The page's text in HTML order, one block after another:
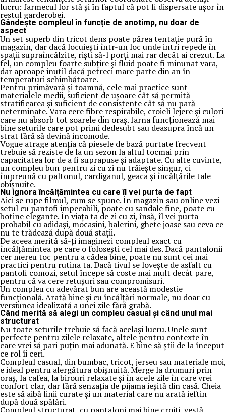
lucru: farmecul lor stă și în faptul că pot fi dispersate ușor în
restul garderobei.
Gândește compleul în funcție de anotimp, nu doar de
aspect
Un set superb din tricot dens poate părea tentație pură în
magazin, dar dacă locuiești într-un loc unde intri repede în
spații supraîncălzite, riști să-l porți mai rar decât ai crezut. La
fel, un compleu foarte subțire și fluid poate fi minunat vara,
dar aproape inutil dacă petreci mare parte din an în
temperaturi schimbătoare.
Pentru primăvară și toamnă, cele mai practice sunt
materialele medii, suficient de ușoare cât să permită
stratificarea și suficient de consistente cât să nu pară
neterminate. Vara cere fibre respirabile, croieli lejere și culori
care nu absorb tot soarele din oraș. Iarna funcționează mai
bine seturile care pot primi dedesubt sau deasupra încă un
strat fără să devină incomode.
Vogue atrage atenția că piesele de bază purtate frecvent
trebuie să reziste de la un sezon la altul tocmai prin
capacitatea lor de a fi suprapuse și adaptate. Cu alte cuvinte,
un compleu bun pentru zi cu zi nu trăiește singur, ci
împreună cu paltonul, cardiganul, geaca și încălțările tale
obișnuite.
Nu ignora încălțămintea cu care îl vei purta de fapt
Aici se rupe filmul, cum se spune. În magazin sau online vezi
setul cu pantofi impecabili, poate cu sandale fine, poate cu
botine elegante. În viața ta de zi cu zi, însă, îl vei purta
probabil cu adidași, mocasini, balerini, ghete joase sau ceva ce
nu te trădează după două stații.
De aceea merită să-ți imaginezi compleul exact cu
încălțămintea pe care o folosești cel mai des. Dacă pantalonii
cer mereu toc pentru a cădea bine, poate nu sunt cei mai
practici pentru rutina ta. Dacă tivul se lovește de asfalt cu
pantofi comozi, setul începe să coste mai mult decât pare,
pentru că va cere retușuri sau compromisuri.
Un compleu cu adevărat bun are această modestie
funcțională. Arată bine și cu încălțări normale, nu doar cu
versiunea idealizată a unei zile fără grabă.
Când merită să alegi un compleu casual și când unul mai
structurat
Nu toate seturile trebuie să facă același lucru. Unele sunt
perfecte pentru zilele relaxate, altele pentru contexte în
care vrei să pari puțin mai adunată. E bine să știi de la început
ce rol îi ceri.
Compleul casual, din bumbac, tricot, jerseu sau materiale moi,
e ideal pentru alergătura obișnuită. Merge la drumuri prin
oraș, la cafea, la birouri relaxate și în acele zile în care vrei
confort clar, dar fără senzația de pijama ieșită din casă. Cheia
este să aibă linii curate și un material care nu arată ieftin
după două spălări.